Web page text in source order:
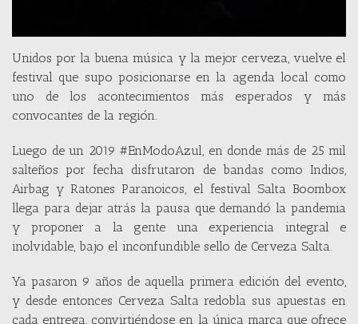
Unidos por la buena música y la mejor cerveza, vuelve el
festival que supo posicionarse en la agenda local como
uno de los acontecimientos más esperados y más
convocantes de la región.
Luego de un 2019 #EnModoAzul, en donde más de 25 mil
salteños por fecha disfrutaron de bandas como Indios,
Airbag y Ratones Paranoicos, el festival Salta Boombox
llega para dejar atrás la pausa que demandó la pandemia
y proponer a la gente una experiencia integral e
inolvidable, bajo el inconfundible sello de Cerveza Salta.
Ya pasaron 9 años de aquella primera edición del evento,
y desde entonces Cerveza Salta redobla sus apuestas en
cada entrega, convirtiéndose en la única marca que ofrece